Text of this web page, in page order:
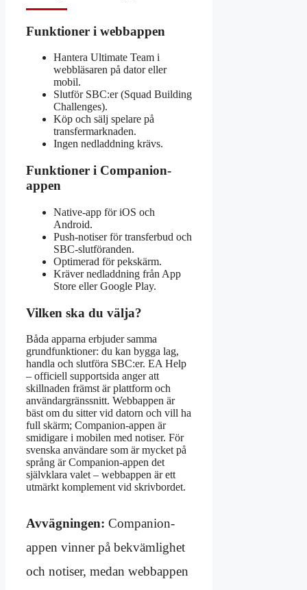
Funktioner i webbappen
Hantera Ultimate Team i
webbläsaren på dator eller
mobil.
Slutför SBC:er (Squad Building
Challenges).
Köp och sälj spelare på
transfermarknaden.
Ingen nedladdning krävs.
Funktioner i Companion-
appen
Native-app för iOS och
Android.
Push-notiser för transferbud och
SBC-slutföranden.
Optimerad för pekskärm.
Kräver nedladdning från App
Store eller Google Play.
Vilken ska du välja?
Båda apparna erbjuder samma
grundfunktioner: du kan bygga lag,
handla och slutföra SBC:er. EA Help
– officiell supportsida anger att
skillnaden främst är plattform och
användargränssnitt. Webbappen är
bäst om du sitter vid datorn och vill ha
full skärm; Companion-appen är
smidigare i mobilen med notiser. För
svenska användare som är mycket på
språng är Companion-appen det
självklara valet – webbappen är ett
utmärkt komplement vid skrivbordet.
Avvägningen: Companion-
appen vinner på bekvämlighet
och notiser, medan webbappen